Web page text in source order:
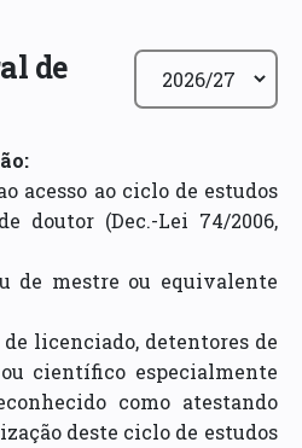
de
:
acesso ao ciclo de estudos
doutor (Dec.-Lei 74/2006,
de mestre ou equivalente
licenciado, detentores de
científico especialmente
como atestando
deste ciclo de estudos